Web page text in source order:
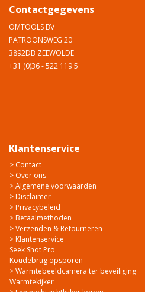
Contactgegevens
OMTOOLS BV
PATROONSWEG 20
3892DB ZEEWOLDE
+31 (0)36 - 522 119 5
Klantenservice
> Contact
> Over ons
> Algemene voorwaarden
> Disclaimer
> Privacybeleid
> Betaalmethoden
> Verzenden & Retourneren
> Klantenservice
Seek Shot Pro
Koudebrug opsporen
> Warmtebeeldcamera ter beveiliging
Warmtekijker